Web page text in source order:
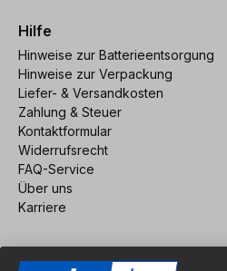
Hilfe
Hinweise zur Batterieentsorgung
Hinweise zur Verpackung
Liefer- & Versandkosten
Zahlung & Steuer
Kontaktformular
Widerrufsrecht
FAQ-Service
Über uns
Karriere